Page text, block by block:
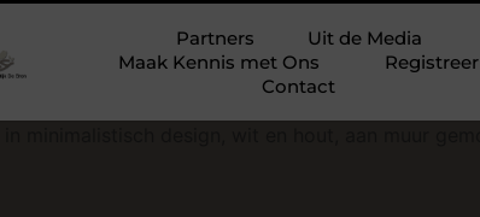
Partners
Uit de Media
Maak Kennis met Ons
Registreer
Contact